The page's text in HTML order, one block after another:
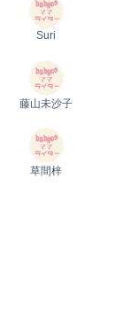
Suri
藤山未沙子
草間梓